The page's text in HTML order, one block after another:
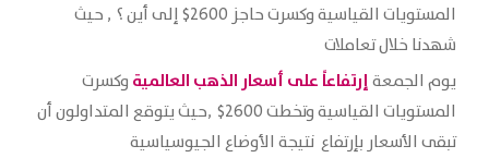
المستويات القياسية وكسرت حاجز 2600$ إلى أين ؟ , حيث
شهدنا خلال تعاملات
يوم الجمعةإرتفاعاً على أسعار الذهب العالمية وكسرت
المستويات القياسية وتخطت 2600$ ,حيث يتوقع المتداولون أن
تبقى الأسعار بإرتفاع نتيجة الأوضاع الجيوسياسية